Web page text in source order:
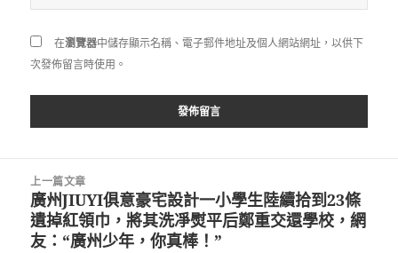
在瀏覽器中儲存顯示名稱、電子郵件地址及個人網站網址，以供下
次發佈留言時使用。
上一篇文章
上
一
篇
廣州JIUYI俱意豪宅設計一小學生陸續拾到23條
遺掉紅領巾，將其洗凈熨平后鄭重交還學校，網
友：“廣州少年，你真棒！”